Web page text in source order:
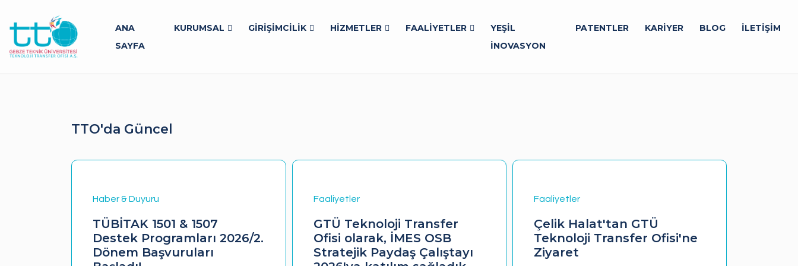
ANA
SAYFA
KURUMSAL GİRİŞİMCİLİK HİZMETLER FAALİYETLER
YEŞİL
İNOVASYON
PATENTLER KARİYER BLOG İLETİŞİM
TTO'da Güncel
Haber & Duyuru
TÜBİTAK 1501 & 1507
Destek Programları 2026/2.
Dönem Başvuruları
Faaliyetler
GTÜ Teknoloji Transfer
Ofisi olarak, İMES OSB
Stratejik Paydaş Çalıştayı
Faaliyetler
Çelik Halat'tan GTÜ
Teknoloji Transfer Ofisi'ne
Ziyaret